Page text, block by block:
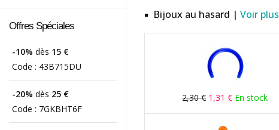
Offres Spéciales
-10% dès 15 €
Code : 43B715DU
-20% dès 25 €
Code : 7GKBHT6F
Bijoux au hasard | Voir plus
2,30 € 1,31 € En stock